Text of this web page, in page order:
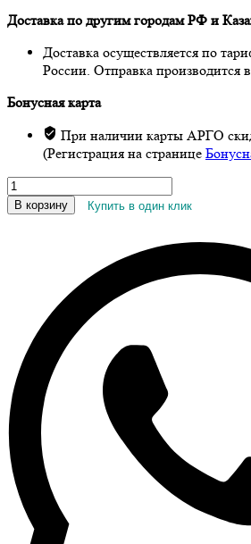
Доставка по другим городам РФ и
Доставка осуществляется по
России. Отправка производится в
Бонусная карта
При наличии карты АРГО
(Регистрация на странице
Количество
товара
Эмульсия
В корзину Купить в один клик